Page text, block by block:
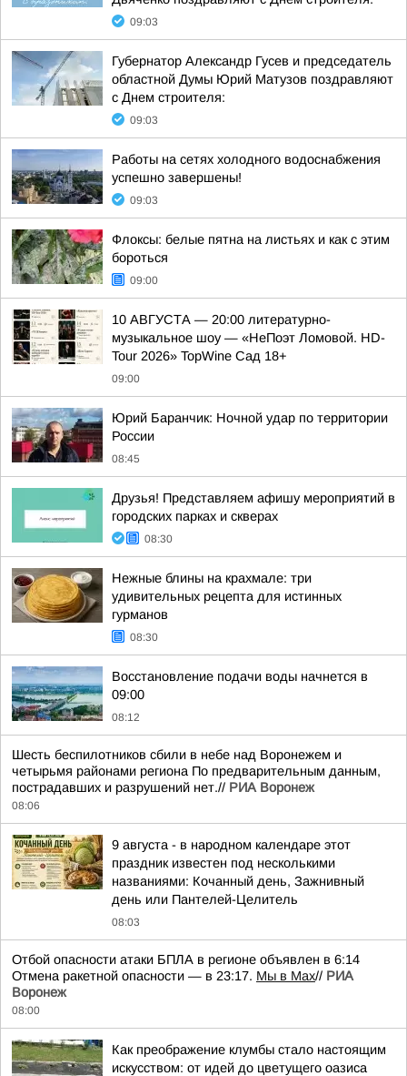
09:03
Губернатор Александр Гусев и председатель
областной Думы Юрий Матузов поздравляют
с Днем строителя:
09:03
Работы на сетях холодного водоснабжения
успешно завершены!
09:03
Флоксы: белые пятна на листьях и как с этим
бороться
09:00
10 АВГУСТА — 20:00 литературно-
музыкальное шоу — «НеПоэт Ломовой. HD-
Tour 2026» TopWine Сад 18+
09:00
Юрий Баранчик: Ночной удар по территории
России
08:45
Друзья! Представляем афишу мероприятий в
городских парках и скверах
08:30
Нежные блины на крахмале: три
удивительных рецепта для истинных
гурманов
08:30
Восстановление подачи воды начнется в
09:00
08:12
Шесть беспилотников сбили в небе над Воронежем и
четырьмя районами региона По предварительным данным,
пострадавших и разрушений нет.// РИА Воронеж
08:06
9 августа - в народном календаре этот
праздник известен под несколькими
названиями: Кочанный день, Зажнивный
день или Пантелей-Целитель
08:03
Отбой опасности атаки БПЛА в регионе объявлен в 6:14
Отмена ракетной опасности — в 23:17. Мы в Мах// РИА
Воронеж
08:00
Как преображение клумбы стало настоящим
искусством: от идей до цветущего оазиса